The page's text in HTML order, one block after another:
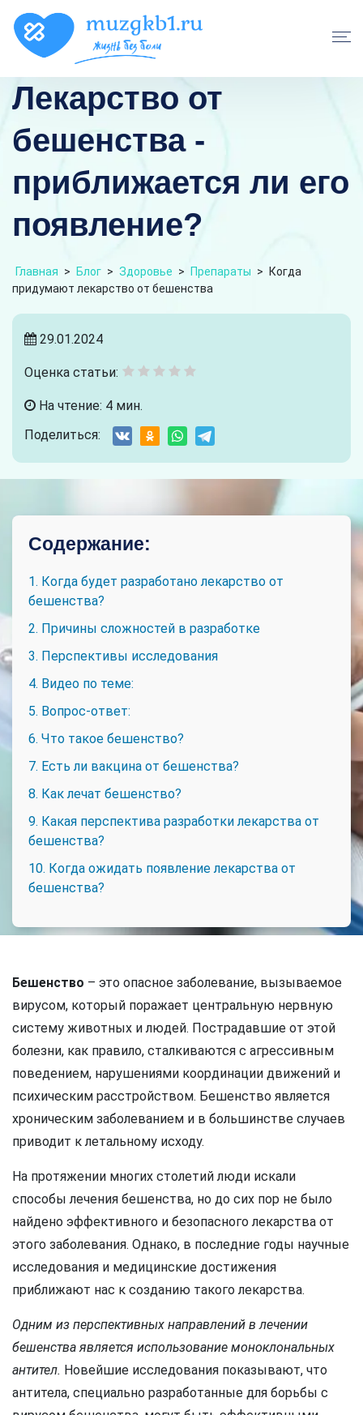
Лекарство от
бешенства -
приближается ли его
появление?
Главная > Блог > Здоровье > Препараты >
Когда
придумают лекарство от бешенства
29.01.2024
Оценка статьи:
На чтение: 4 мин.
Поделиться:
Содержание:
1. Когда будет разработано лекарство от
бешенства?
2. Причины сложностей в разработке
3. Перспективы исследования
4. Видео по теме:
5. Вопрос-ответ:
6. Что такое бешенство?
7. Есть ли вакцина от бешенства?
8. Как лечат бешенство?
9. Какая перспектива разработки лекарства от
бешенства?
10. Когда ожидать появление лекарства от
бешенства?
Бешенство – это опасное заболевание, вызываемое
вирусом, который поражает центральную нервную
систему животных и людей. Пострадавшие от этой
болезни, как правило, сталкиваются с агрессивным
поведением, нарушениями координации движений и
психическим расстройством. Бешенство является
хроническим заболеванием и в большинстве случаев
приводит к летальному исходу.
На протяжении многих столетий люди искали
способы лечения бешенства, но до сих пор не было
найдено эффективного и безопасного лекарства от
этого заболевания. Однако, в последние годы научные
исследования и медицинские достижения
приближают нас к созданию такого лекарства.
Одним из перспективных направлений в лечении
бешенства является использование моноклональных
антител. Новейшие исследования показывают, что
антитела, специально разработанные для борьбы с